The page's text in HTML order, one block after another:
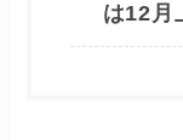
は12月